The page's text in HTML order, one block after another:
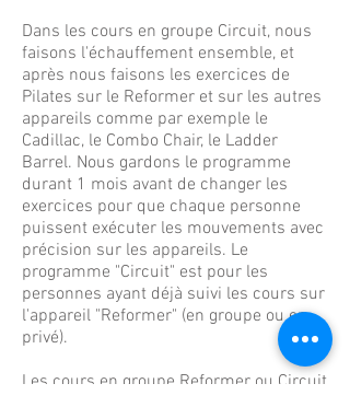
Dans les cours en groupe Circuit, nous
faisons l'échauffement ensemble, et
après nous faisons les exercices de
Pilates sur le Reformer et sur les autres
appareils comme par exemple le
Cadillac, le Combo Chair, le Ladder
Barrel. Nous gardons le programme
durant 1 mois avant de changer les
exercices pour que chaque personne
puissent exécuter les mouvements avec
précision sur les appareils. Le
programme "Circuit" est pour les
personnes ayant déjà suivi les cours sur
l'appareil "Reformer" (en groupe ou en
privé).
Les cours en groupe Reformer ou Circuit